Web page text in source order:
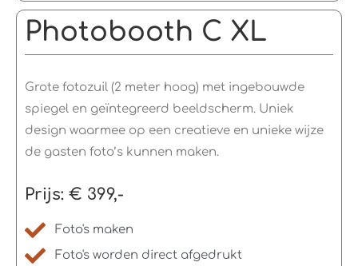
Photobooth C XL
Grote fotozuil (2 meter hoog) met ingebouwde
spiegel en geïntegreerd beeldscherm. Uniek
design waarmee op een creatieve en unieke wijze
de gasten foto’s kunnen maken.
Prijs: € 399,-
Foto's maken
Foto's worden direct afgedrukt